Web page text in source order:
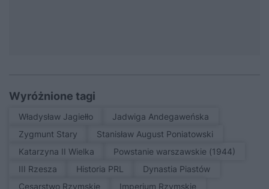
Wyróżnione tagi
Władysław Jagiełło
Jadwiga Andegaweńska
Zygmunt Stary
Stanisław August Poniatowski
Katarzyna II Wielka
Powstanie warszawskie (1944)
III Rzesza
Historia PRL
Dynastia Piastów
Cesarstwo Rzymskie
Imperium Rzymskie